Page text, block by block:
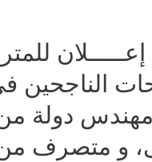
إعـــــلان
الناجحين
دولة
و متصرف